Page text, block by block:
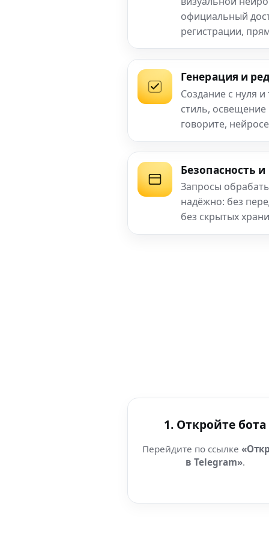
официальный
регистрации,
Генерация и
Создание с нуля
стиль,
говорите,
Безопасность
Запросы
надёжно: без
без скрытых
1. Откройте бота
Перейдите по ссылке
в Telegram».